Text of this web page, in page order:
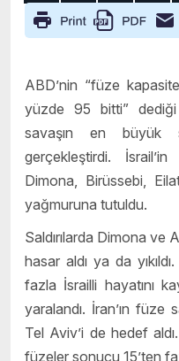
ABD’nin “füze
yüzde 95 bitti”
savaşın en büyük
gerçekleştirdi.
Dimona, Birüssebi,
yağmuruna tutuldu.
Saldırılarda Dimona ve
hasar aldı ya da
fazla İsrailli hayatını
yaralandı. İran’ın füze
Tel Aviv’i de hedef
füzeler sonucu 15’ten